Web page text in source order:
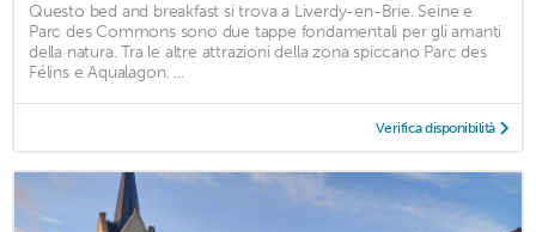
Questo bed and breakfast si trova a Liverdy-en-Brie. Seine e
Parc des Commons sono due tappe fondamentali per gli amanti
della natura. Tra le altre attrazioni della zona spiccano Parc des
Félins e Aqualagon. ...
Verifica disponibilità